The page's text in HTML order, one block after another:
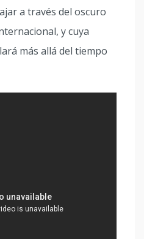
a través del oscuro
y cuya
más allá del tiempo